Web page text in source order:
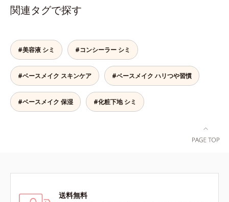
で、ごく自然な仕上がりになりま
す。たった10秒で隠したいシミをサ
関連タグで探す
#美容液 シミ #コンシーラー シミ
#ベースメイク スキンケア #ベースメイク ハリつや習慣
#ベースメイク 保湿 #化粧下地 シミ
送料無料